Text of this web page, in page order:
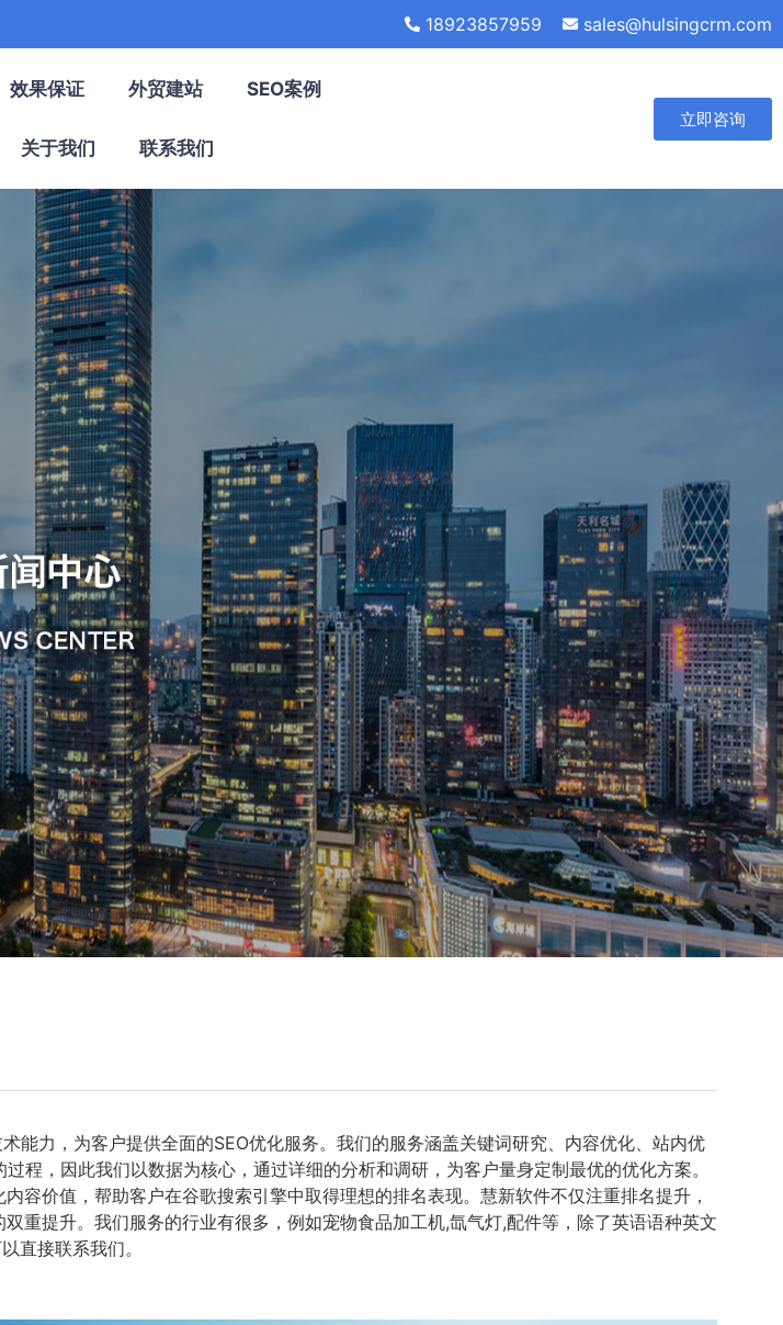
18923857959 sales@hulsingcrm.com
效果保证 外贸建站 SEO案例
关于我们 联系我们
立即咨询
能力，为客户提供全面的SEO优化服务。我们的服务涵盖关键词研究、内容优化、站内优
程，因此我们以数据为核心，通过详细的分析和调研，为客户量身定制最优的优化方案。
容价值，帮助客户在谷歌搜索引擎中取得理想的排名表现。慧新软件不仅注重排名提升，
重提升。我们服务的行业有很多，例如宠物食品加工机,氙气灯,配件等，除了英语语种英文
直接联系我们。